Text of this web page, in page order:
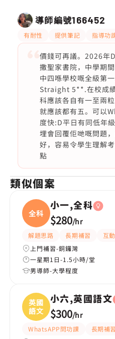
導師編號166452
有耐性 提供筆記 指導功
價錢可再議。2026年
撒聖家書院，中學期
中四喺學校嘅全級第
Straight 5**.在校成
科應該各自有一至兩
就應該都有五。可以
度快:D平日有同低年
埋會回覆佢哋嘅問題
好，容易令學生理解
點
類似個案
全科
小一,全科
$280/hr
解題思路 長期補習 互
上門補習-銅鑼灣
一星期1日-1.5小時/堂
男導師-大學程度
英國
語文
小六,英國語文
$300/hr
WhatsAPP問功課 長期補習